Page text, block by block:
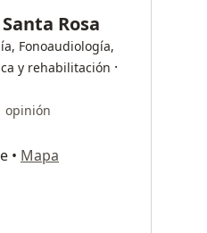
Rosa
Fonoaudiología,
y rehabilitación ·
opinión
• Mapa